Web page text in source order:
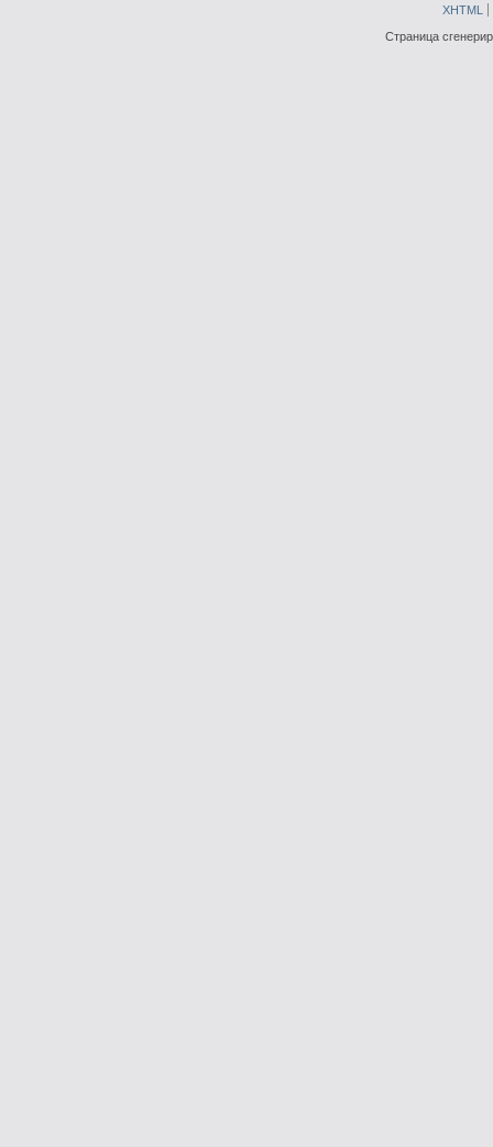
XHTML
Страница